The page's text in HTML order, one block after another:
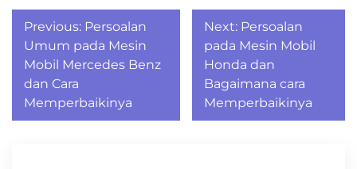
Post
navigation
Previous: Persoalan
Umum pada Mesin
Mobil Mercedes Benz
dan Cara
Memperbaikinya
Next: Persoalan
pada Mesin Mobil
Honda dan
Bagaimana cara
Memperbaikinya